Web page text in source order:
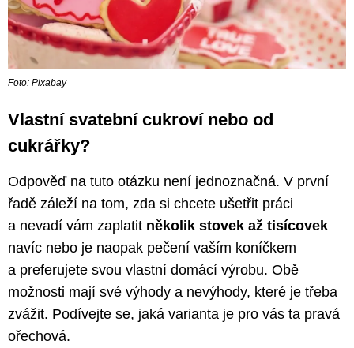
Foto: Pixabay
Vlastní svatební cukroví nebo od
cukrářky?
Odpověď na tuto otázku není jednoznačná. V první
řadě záleží na tom, zda si chcete ušetřit práci
a nevadí vám zaplatit několik stovek až tisícovek
navíc nebo je naopak pečení vaším koníčkem
a preferujete svou vlastní domácí výrobu. Obě
možnosti mají své výhody a nevýhody, které je třeba
zvážit. Podívejte se, jaká varianta je pro vás ta pravá
ořechová.